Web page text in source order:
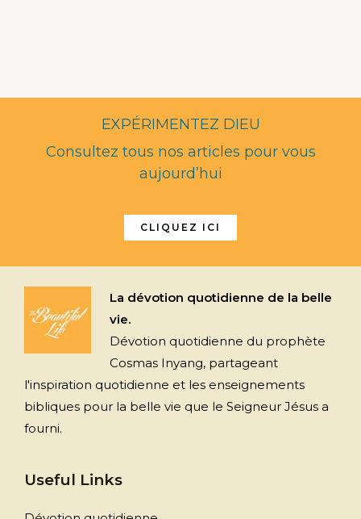
EXPÉRIMENTEZ DIEU
Consultez tous nos articles pour vous
aujourd’hui
CLIQUEZ ICI
La dévotion quotidienne de la belle
vie.
Dévotion quotidienne du prophète
Cosmas Inyang, partageant
l'inspiration quotidienne et les enseignements
bibliques pour la belle vie que le Seigneur Jésus a
fourni.
Useful Links